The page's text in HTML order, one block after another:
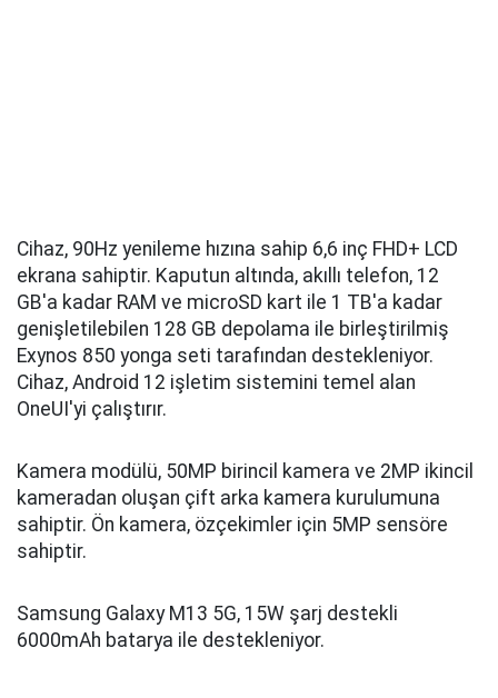
Cihaz, 90Hz yenileme hızına sahip 6,6 inç FHD+ LCD
ekrana sahiptir. Kaputun altında, akıllı telefon, 12
GB'a kadar RAM ve microSD kart ile 1 TB'a kadar
genişletilebilen 128 GB depolama ile birleştirilmiş
Exynos 850 yonga seti tarafından destekleniyor.
Cihaz, Android 12 işletim sistemini temel alan
OneUI'yi çalıştırır.
Kamera modülü, 50MP birincil kamera ve 2MP ikincil
kameradan oluşan çift arka kamera kurulumuna
sahiptir. Ön kamera, özçekimler için 5MP sensöre
sahiptir.
Samsung Galaxy M13 5G, 15W şarj destekli
6000mAh batarya ile destekleniyor.